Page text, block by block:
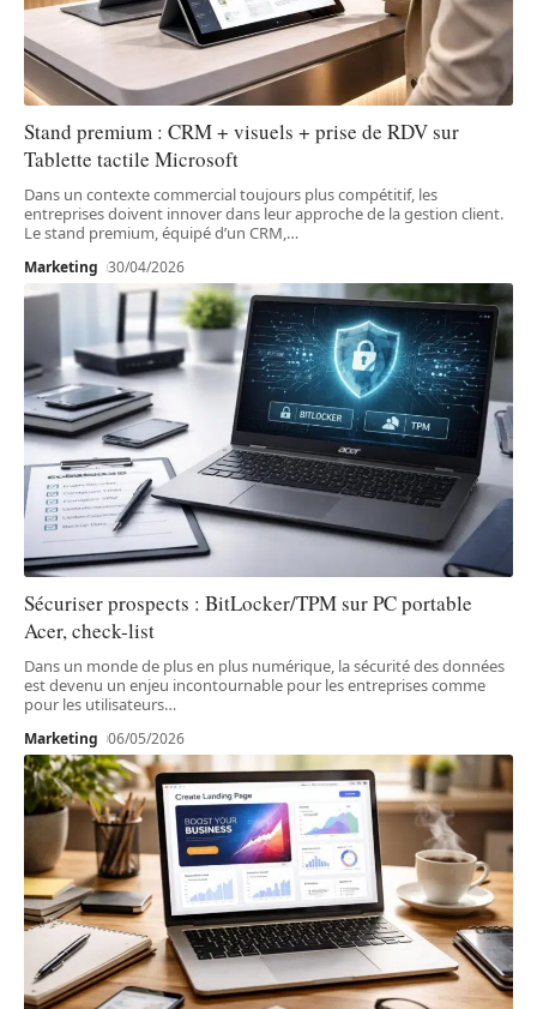
Stand premium : CRM + visuels + prise de RDV sur
Tablette tactile Microsoft
Dans un contexte commercial toujours plus compétitif, les
entreprises doivent innover dans leur approche de la gestion client.
Le stand premium, équipé d’un CRM,…
Marketing 30/04/2026
Sécuriser prospects : BitLocker/TPM sur PC portable
Acer, check-list
Dans un monde de plus en plus numérique, la sécurité des données
est devenu un enjeu incontournable pour les entreprises comme
pour les utilisateurs…
Marketing 06/05/2026